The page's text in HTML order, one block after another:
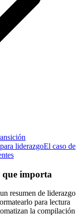
liderazgoEl caso de
que importa
resumen de liderazgo
para lectura
la compilación